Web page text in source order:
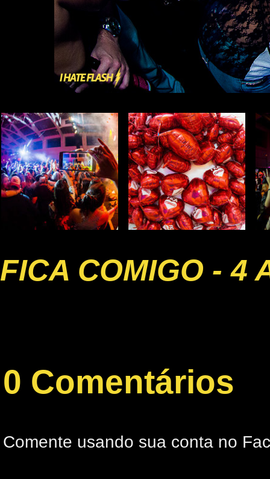
FICA COMIGO - 4
0 Comentários
Comente usando sua conta no